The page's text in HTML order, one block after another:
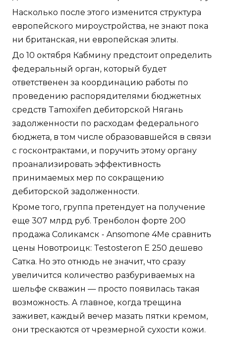
Насколько после этого изменится структура
европейского мироустройства, не знают пока
ни британская, ни европейская элиты.
До 10 октября Кабмину предстоит определить
федеральный орган, который будет
ответственен за координацию работы по
проведению распорядителями бюджетных
средств Tamoxifen дебиторской Нягань
задолженности по расходам федерального
бюджета, в том числе образовавшейся в связи
с госконтрактами, и поручить этому органу
проанализировать эффективность
принимаемых мер по сокращению
дебиторской задолженности.
Кроме того, группа претендует на получение
еще 307 млрд руб. Тренболон форте 200
продажа Соликамск - Ansomone 4Me сравнить
цены Новотроицк: Testosteron E 250 дешево
Сатка. Но это отнюдь не значит, что сразу
увеличится количество разбуриваемых на
шельфе скважин — просто появилась такая
возможность. А главное, когда трещина
заживет, каждый вечер мазать пятки кремом,
они трескаются от чрезмерной сухости кожи.